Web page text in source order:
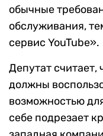
обычные
обслуживания,
сервис YouTube».
Депутат считает,
должны
возможностью
себе подрезает